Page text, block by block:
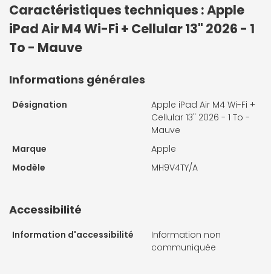
Caractéristiques techniques : Apple
iPad Air M4 Wi-Fi + Cellular 13" 2026 - 1
To - Mauve
Informations générales
Désignation
Apple iPad Air M4 Wi-Fi +
Cellular 13" 2026 - 1 To -
Mauve
Marque
Apple
Modèle
MH9V4TY/A
Accessibilité
Information d'accessibilité
Information non
communiquée